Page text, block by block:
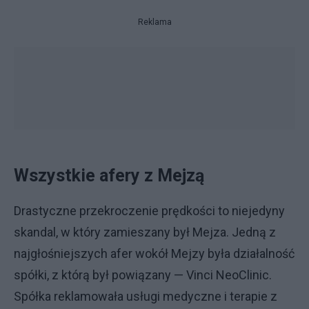
Reklama
Wszystkie afery z Mejzą
Drastyczne przekroczenie prędkości to niejedyny
skandal, w który zamieszany był Mejza. Jedną z
najgłośniejszych afer wokół Mejzy była działalność
spółki, z którą był powiązany — Vinci NeoClinic.
Spółka reklamowała usługi medyczne i terapie z